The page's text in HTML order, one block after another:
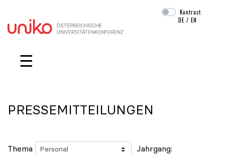
Navigation überspringen
Kontrast
DE /EN
☰
PRESSEMITTEILUNGEN
Thema Jahrgang: